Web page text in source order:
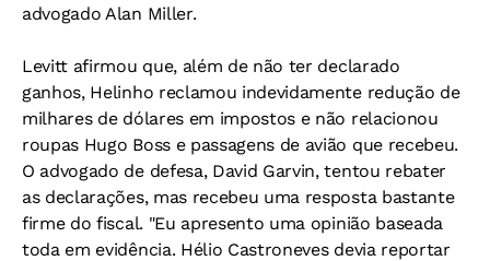
advogado Alan Miller.
Levitt afirmou que, além de não ter declarado
ganhos, Helinho reclamou indevidamente redução de
milhares de dólares em impostos e não relacionou
roupas Hugo Boss e passagens de avião que recebeu.
O advogado de defesa, David Garvin, tentou rebater
as declarações, mas recebeu uma resposta bastante
firme do fiscal. "Eu apresento uma opinião baseada
toda em evidência. Hélio Castroneves devia reportar